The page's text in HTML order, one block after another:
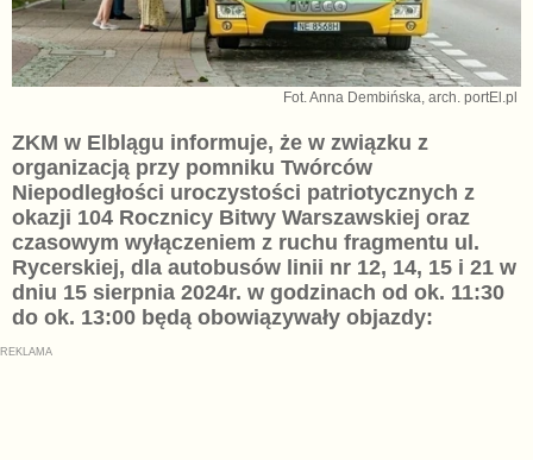
Fot. Anna Dembińska, arch. portEl.pl
ZKM w Elblągu informuje, że w związku z
organizacją przy pomniku Twórców
Niepodległości uroczystości patriotycznych z
okazji 104 Rocznicy Bitwy Warszawskiej oraz
czasowym wyłączeniem z ruchu fragmentu ul.
Rycerskiej, dla autobusów linii nr 12, 14, 15 i 21 w
dniu 15 sierpnia 2024r. w godzinach od ok. 11:30
do ok. 13:00 będą obowiązywały objazdy: